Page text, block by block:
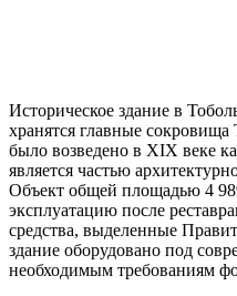
Историческое здание в
хранятся главные сокровища
было возведено в XIX веке
является частью
Объект общей площадью 4
эксплуатацию после
средства, выделенные
здание оборудовано под
необходимым требованиям